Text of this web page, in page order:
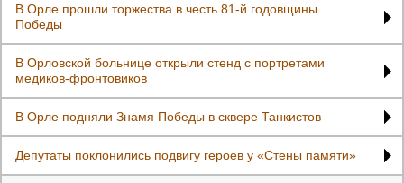
В Орле прошли торжества в честь 81-й годовщины
Победы
В Орловской больнице открыли стенд с портретами
медиков-фронтовиков
В Орле подняли Знамя Победы в сквере Танкистов
Депутаты поклонились подвигу героев у «Стены памяти»